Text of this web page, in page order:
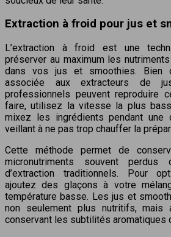
Extraction à froid pour jus et
L’extraction à froid est une
préserver au maximum les
dans vos jus et smoothies. Bien
associée aux extracteurs de
professionnels peuvent reproduire
faire, utilisez la vitesse la plus
mixez les ingrédients pendant une
veillant à ne pas trop chauffer la
Cette méthode permet de
micronutriments souvent
d’extraction traditionnels. Pour
ajoutez des glaçons à votre
température basse. Les jus et
non seulement plus nutritifs, mais
conservant les subtilités aromatiques